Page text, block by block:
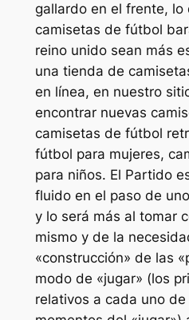
gallardo en el frente, lo
camisetas de fútbol
reino unido sean más
una tienda de
en línea, en nuestro
encontrar nuevas
camisetas de fútbol
fútbol para mujeres,
para niños. El Partido
fluido en el paso de
y lo será más al tomar
mismo y de la
«construcción» de las
modo de «jugar» (los
relativos a cada uno